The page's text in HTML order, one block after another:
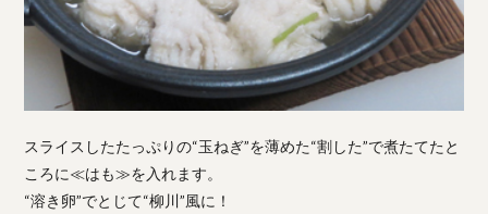
スライスしたたっぷりの“玉ねぎ”を薄めた“割した”で煮たてたと
ころに≪はも≫を入れます。
“溶き卵”でとじて“柳川”風に！